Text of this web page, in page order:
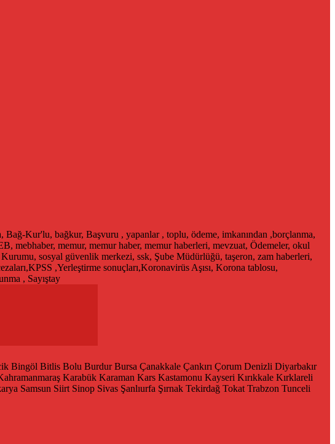
Bağ-Kur'lu, bağkur, Başvuru , yapanlar , toplu, ödeme, imkanından ,borçlanma,
mebhaber, memur, memur haber, memur haberleri, mevzuat, Ödemeler, okul
sosyal güvenlik merkezi, ssk, Şube Müdürlüğü, taşeron, zam haberleri,
,Yerleştirme sonuçları,Koronavirüs Aşısı, Korona tablosu,
, Sayıştay
Bingöl Bitlis Bolu Burdur Bursa Çanakkale Çankırı Çorum Denizli Diyarbakır
Karabük Karaman Kars Kastamonu Kayseri Kırıkkale Kırklareli
Samsun Siirt Sinop Sivas Şanlıurfa Şırnak Tekirdağ Tokat Trabzon Tunceli